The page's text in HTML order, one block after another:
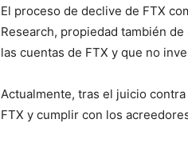
El proceso de declive de FTX
Research, propiedad también
las cuentas de FTX y que no
Actualmente, tras el juicio
FTX y cumplir con los